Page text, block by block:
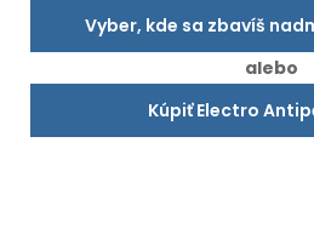
Vyber, kde sa zbavíš
alebo
Kúpiť Electro